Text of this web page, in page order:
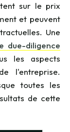
sur le prix
et peuvent
Une
due-diligence
les aspects
l'entreprise.
toutes les
de cette